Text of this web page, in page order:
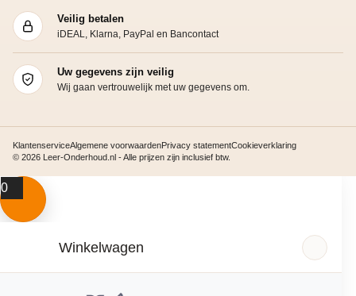
Veilig betalen
iDEAL, Klarna, PayPal en Bancontact
Uw gegevens zijn veilig
Wij gaan vertrouwelijk met uw gegevens om.
KlantenserviceAlgemene voorwaardenPrivacy statementCookieverklaring
© 2026 Leer-Onderhoud.nl - Alle prijzen zijn inclusief btw.
0
Winkelwagen